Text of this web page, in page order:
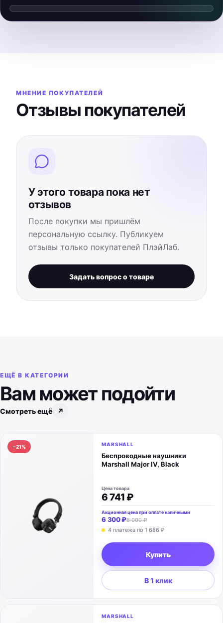
Смотреть видеообзор
МНЕНИЕ ПОКУПАТЕЛЕЙ
Отзывы покупателей
У этого товара пока нет
отзывов
После покупки мы пришлём
персональную ссылку. Публикуем
отзывы только покупателей ПлэйЛаб.
Задать вопрос о товаре
ЕЩЁ В КАТЕГОРИИ
Вам может подойти
Смотреть ещё ↗
−21% MARSHALL
Беспроводные наушники
Marshall Major IV, Black
Цена товара
6 741 ₽
Акционная цена при оплате наличными
6 300 ₽8 000 ₽
4 платежа по1 686 ₽
Купить
В 1 клик
MARSHALL